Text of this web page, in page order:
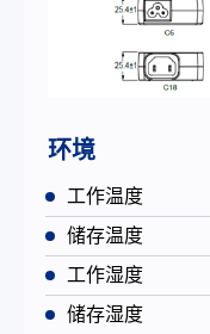
环境
工作温度
储存温度
工作湿度
储存湿度